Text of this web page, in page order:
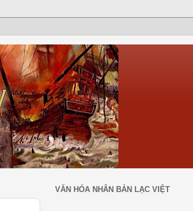
VĂN HÓA NHÂN BẢN LẠC VIỆT